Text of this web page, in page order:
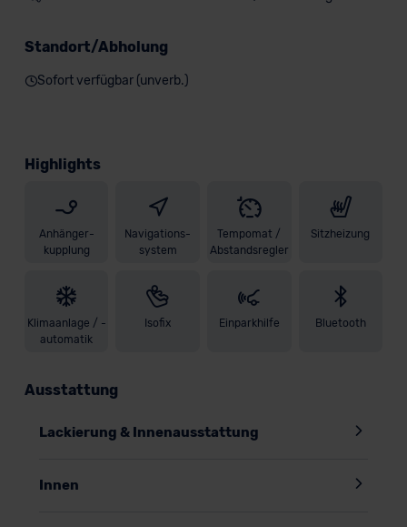
Standort/Abholung
Sofort verfügbar (unverb.)
Highlights
Anhänger-
kupplung
Navigations-
system
Tempomat /
Abstandsregler
Sitzheizung
Klimaanlage / -
automatik
Isofix Einparkhilfe Bluetooth
Ausstattung
Lackierung & Innenausstattung
Innen